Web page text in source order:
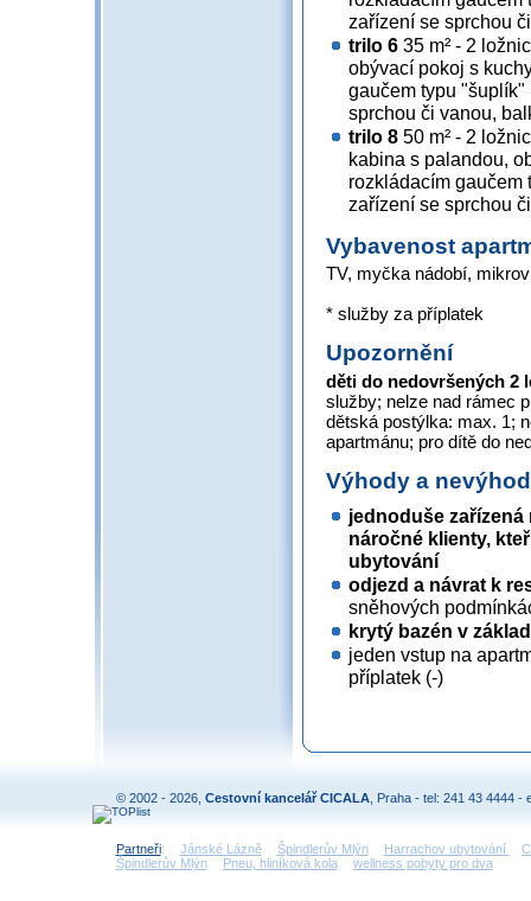
zařízení se sprchou
trilo 6 35 m² - 2
obývací pokoj s
gaučem typu
sprchou či vanou,
trilo 8 50 m² - 2
kabina s palandou,
rozkládacím gaučem
zařízení se sprchou
Vybavenost
TV, myčka nádobí,
* služby za příplatek
Upozornění
děti do nedovršených 2
služby; nelze nad rámec
dětská postýlka: max. 1;
apartmánu; pro dítě do
Výhody a
jednoduše
náročné klienty,
ubytování
odjezd a návrat k
sněhových
krytý bazén v
jeden vstup na
příplatek (-)
© 2002 - 2026, Cestovní kancelář CICALA , Praha - tel: 241 43 4444 -
Partneři: Jánské Lázně Špindlerův Mlýn Harrachov ubytování
Špindlerův Mlýn
Pneu, hliníková kola wellness pobyty pro dva